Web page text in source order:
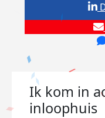
Ik kom in
inloophuis